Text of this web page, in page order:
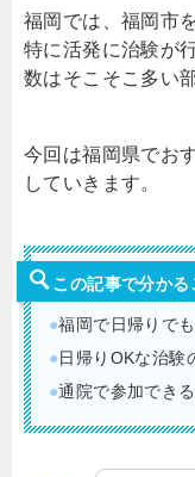
福岡では、福岡市
特に活発に治験が
数はそこそこ多い
今回は福岡県でお
していきます。
この記事で分かる
●福岡で日帰りで
●日帰りOKな治験
●通院で参加でき